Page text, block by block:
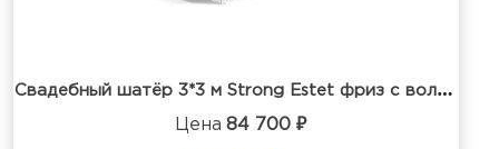
С
вадебный шатёр 3*3 м Strong Estet фриз с воланом
Цена 84 700 ₽